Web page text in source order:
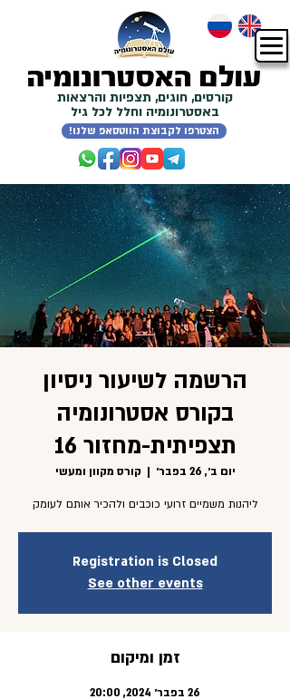
קורסים, חוגים, תצפיות והרצאות
באסטרונומיה וחלל לכל גיל
!הצטרפו לקבוצת הווטסאפ שלנו
הרשמה לשיעור ניסיון
בקורס אסטרונומיה
תצפיתית-מחזור 16
יום ב׳, 26 בפבר׳
  |
קורס מקוון ומעשי
ליהנות משמיים זרועי כוכבים ולהכיר אותם לעומק
Registration is Closed
See other events
זמן ומיקום
26 בפבר׳ 2024, 20:00